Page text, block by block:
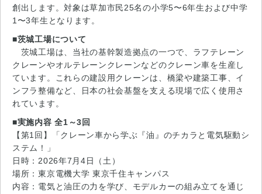
創出します。対象は草加市民25名の小学5〜6年生および中学
1〜3年生となります。
■茨城工場について
茨城工場は、当社の基幹製造拠点の一つで、ラフテレーン
クレーンやオルテレーンクレーンなどのクレーン車を生産し
ています。これらの建設用クレーンは、橋梁や建築工事、イ
ンフラ整備など、日本の社会基盤を支える現場で広く使用さ
れています。
■実施内容 全1～3回
【第1回】「クレーン車から学ぶ『油』のチカラと電気駆動シ
ステム！」
日時：2026年7月4日（土）
場所：東京電機大学 東京千住キャンパス
内容：電気と油圧の力を学び、モデルカーの組み立てを通じ